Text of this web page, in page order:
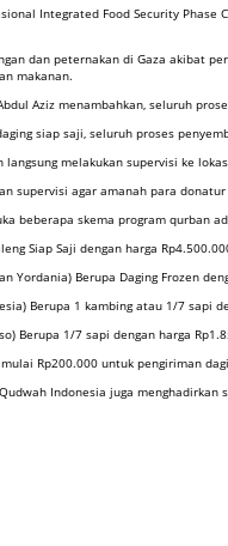
Integrated Food Security
dan peternakan di Gaza akibat
makanan.
Aziz menambahkan, seluruh
siap saji, seluruh proses
melakukan supervisi ke
supervisi agar amanah para
beberapa skema program qurban
Siap Saji dengan harga
Yordania) Berupa Daging Frozen
Berupa 1 kambing atau 1/7 sapi
Berupa 1/7 sapi dengan harga
Rp200.000 untuk pengiriman
Indonesia juga